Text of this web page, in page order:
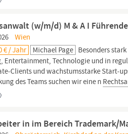
(w/m/d) M & A I
Wien
€ / Jahr
Michael Page Besonders
Entertainment, Technologie und in
und wachstumsstarke
des Teams suchen wir eine n
in im Bereich Trademark/